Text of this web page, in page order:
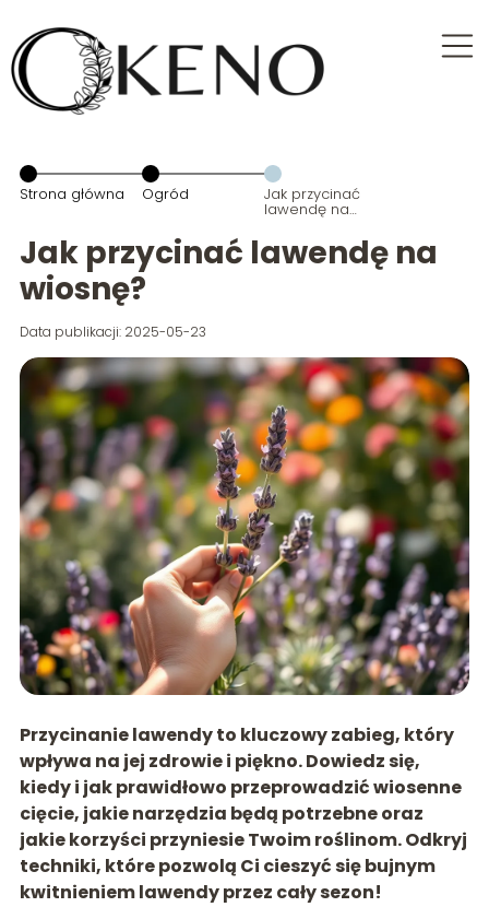
Strona główna Ogród Jak przycinać
lawendę na
wiosnę?
Jak przycinać lawendę na
wiosnę?
Data publikacji: 2025-05-23
Przycinanie lawendy to kluczowy zabieg, który
wpływa na jej zdrowie i piękno. Dowiedz się,
kiedy i jak prawidłowo przeprowadzić wiosenne
cięcie, jakie narzędzia będą potrzebne oraz
jakie korzyści przyniesie Twoim roślinom. Odkryj
techniki, które pozwolą Ci cieszyć się bujnym
kwitnieniem lawendy przez cały sezon!